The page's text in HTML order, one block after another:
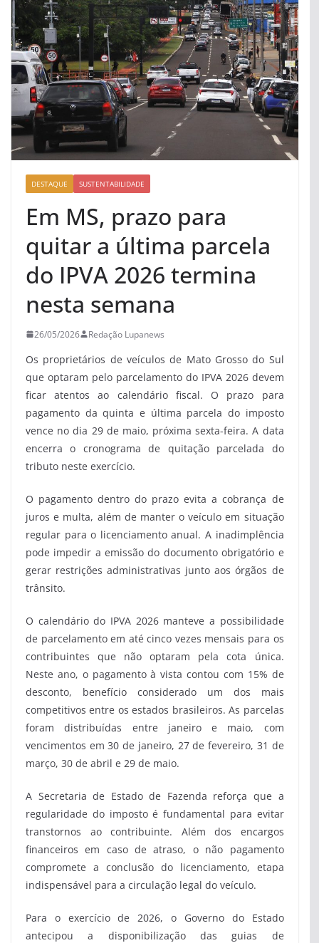
DESTAQUE SUSTENTABILIDADE
Em MS, prazo para
quitar a última parcela
do IPVA 2026 termina
nesta semana
26/05/2026 Redação Lupanews
Os proprietários de veículos de Mato Grosso do Sul
que optaram pelo parcelamento do IPVA 2026 devem
ficar atentos ao calendário fiscal. O prazo para
pagamento da quinta e última parcela do imposto
vence no dia 29 de maio, próxima sexta-feira. A data
encerra o cronograma de quitação parcelada do
tributo neste exercício.
O pagamento dentro do prazo evita a cobrança de
juros e multa, além de manter o veículo em situação
regular para o licenciamento anual. A inadimplência
pode impedir a emissão do documento obrigatório e
gerar restrições administrativas junto aos órgãos de
trânsito.
O calendário do IPVA 2026 manteve a possibilidade
de parcelamento em até cinco vezes mensais para os
contribuintes que não optaram pela cota única.
Neste ano, o pagamento à vista contou com 15% de
desconto, benefício considerado um dos mais
competitivos entre os estados brasileiros. As parcelas
foram distribuídas entre janeiro e maio, com
vencimentos em 30 de janeiro, 27 de fevereiro, 31 de
março, 30 de abril e 29 de maio.
A Secretaria de Estado de Fazenda reforça que a
regularidade do imposto é fundamental para evitar
transtornos ao contribuinte. Além dos encargos
financeiros em caso de atraso, o não pagamento
compromete a conclusão do licenciamento, etapa
indispensável para a circulação legal do veículo.
Para o exercício de 2026, o Governo do Estado
antecipou a disponibilização das guias de